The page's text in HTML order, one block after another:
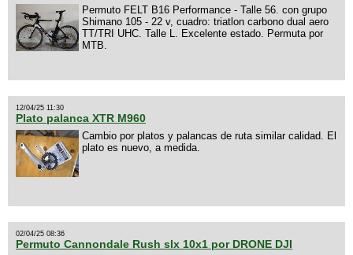
Permuto FELT B16 Performance - Talle 56. con grupo
Shimano 105 - 22 v, cuadro: triatlon carbono dual aero
TT/TRI UHC. Talle L. Excelente estado. Permuta por
MTB.
12/04/25 11:30
Plato palanca XTR M960
Cambio por platos y palancas de ruta similar calidad. El
plato es nuevo, a medida.
02/04/25 08:36
Permuto Cannondale Rush slx 10x1 por DRONE DJI